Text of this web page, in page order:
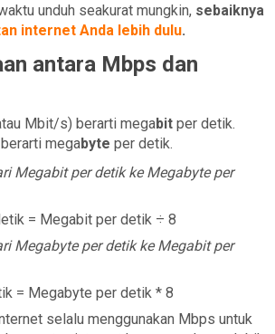
unduh seakurat mungkin, sebaiknya
internet Anda lebih dulu.
antara Mbps dan
Mbit/s) berarti megabit per detik.
megabyte per detik.
Megabit per detik ke Megabyte per
= Megabit per detik ÷ 8
Megabyte per detik ke Megabit per
= Megabyte per detik * 8
selalu menggunakan Mbps untuk